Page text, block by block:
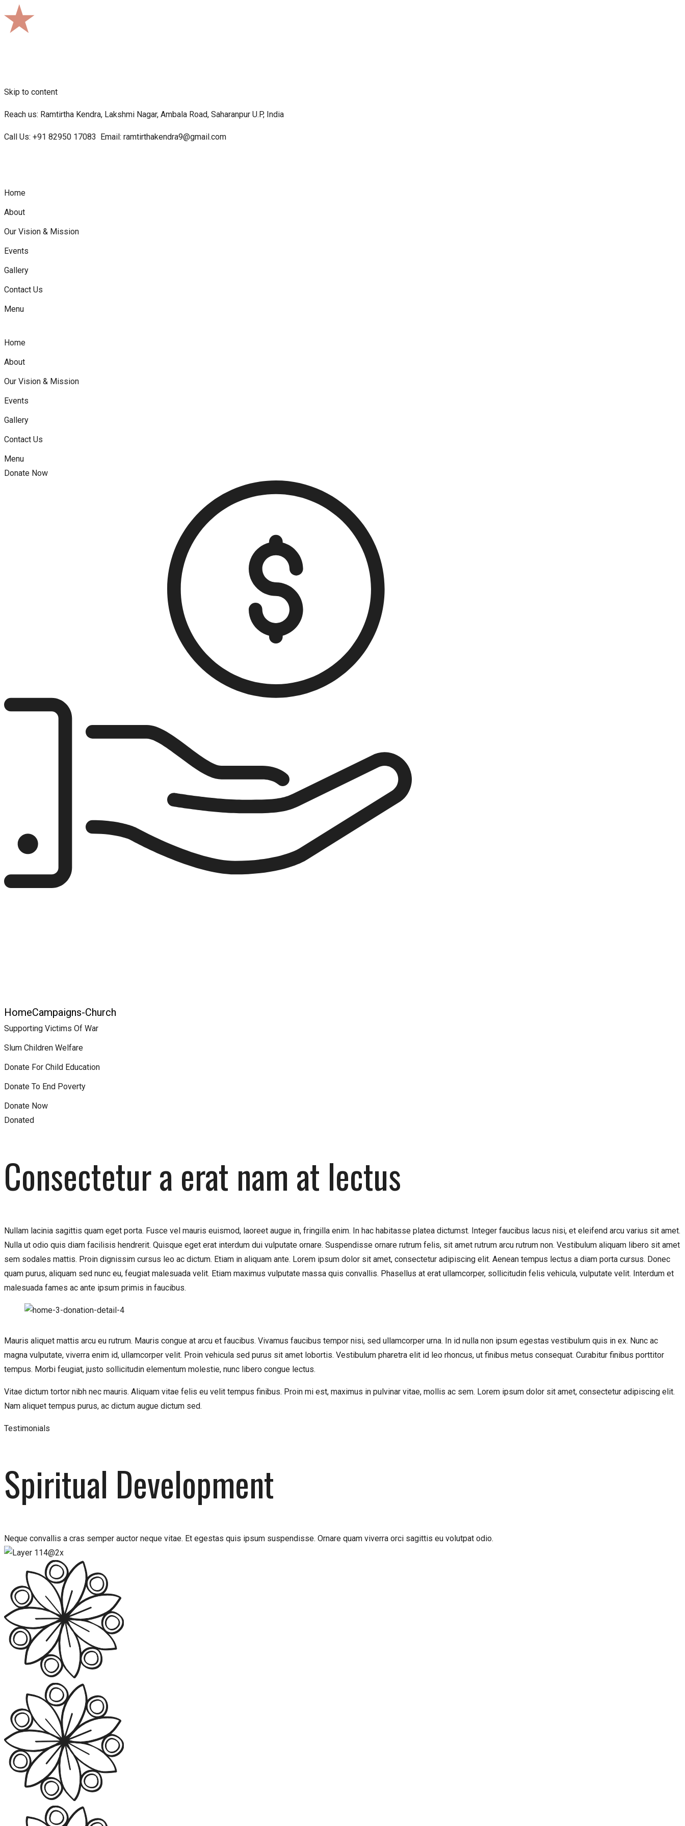
Skip to content
Reach us: Ramtirtha Kendra, Lakshmi Nagar, Ambala Road, Saharanpur U.P, India
Call Us: +91 82950 17083 Email: ramtirthakendra9@gmail.com
Home
About
Our Vision & Mission
Events
Gallery
Contact Us
Menu
Home
About
Our Vision & Mission
Events
Gallery
Contact Us
Menu
Donate Now
HomeCampaigns-Church
Supporting Victims Of War
Slum Children Welfare
Donate For Child Education
Donate To End Poverty
Donate Now
Donated
Consectetur a erat nam at lectus
Nullam lacinia sagittis quam eget porta. Fusce vel mauris euismod, laoreet augue in, fringilla enim. In hac habitasse platea dictumst. Integer faucibus lacus nisi, et eleifend arcu varius sit amet.
Nulla ut odio quis diam facilisis hendrerit. Quisque eget erat interdum dui vulputate ornare. Suspendisse ornare rutrum felis, sit amet rutrum arcu rutrum non. Vestibulum aliquam libero sit amet
sem sodales mattis. Proin dignissim cursus leo ac dictum. Etiam in aliquam ante. Lorem ipsum dolor sit amet, consectetur adipiscing elit. Aenean tempus lectus a diam porta cursus. Donec
quam purus, aliquam sed nunc eu, feugiat malesuada velit. Etiam maximus vulputate massa quis convallis. Phasellus at erat ullamcorper, sollicitudin felis vehicula, vulputate velit. Interdum et
malesuada fames ac ante ipsum primis in faucibus.
Mauris aliquet mattis arcu eu rutrum. Mauris congue at arcu et faucibus. Vivamus faucibus tempor nisi, sed ullamcorper urna. In id nulla non ipsum egestas vestibulum quis in ex. Nunc ac
magna vulputate, viverra enim id, ullamcorper velit. Proin vehicula sed purus sit amet lobortis. Vestibulum pharetra elit id leo rhoncus, ut finibus metus consequat. Curabitur finibus porttitor
tempus. Morbi feugiat, justo sollicitudin elementum molestie, nunc libero congue lectus.
Vitae dictum tortor nibh nec mauris. Aliquam vitae felis eu velit tempus finibus. Proin mi est, maximus in pulvinar vitae, mollis ac sem. Lorem ipsum dolor sit amet, consectetur adipiscing elit.
Nam aliquet tempus purus, ac dictum augue dictum sed.
Testimonials
Spiritual Development
Neque convallis a cras semper auctor neque vitae. Et egestas quis ipsum suspendisse. Ornare quam viverra orci sagittis eu volutpat odio.